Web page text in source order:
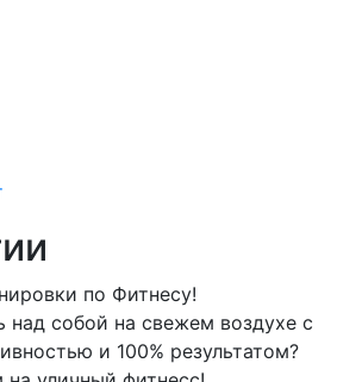
по Фитнесу!
над собой на свежем воздухе с
и 100% результатом?